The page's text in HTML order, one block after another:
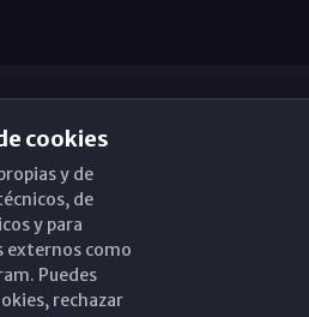
de Málaga
18-20. 29015 Málaga
cookies
y de
de
y para
como
Puedes
rechazar